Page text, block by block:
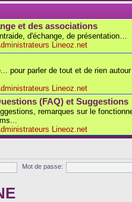
et des associations
d'échange, de présentation…
Lineoz.net
pour parler de tout et de rien
Lineoz.net
(FAQ) et Suggestions
remarques sur le
Lineoz.net
Mot de passe: